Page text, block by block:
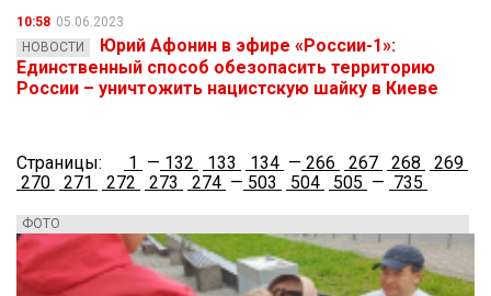
10:58 05.06.2023
НОВОСТИ
Юрий Афонин в эфире «России-1»:
Единственный способ обезопасить территорию
России – уничтожить нацистскую шайку в Киеве
Страницы: 1 — 132 133 134 — 266 267 268
269
270
271 272 273 274 — 503 504 505 — 735
ФОТО